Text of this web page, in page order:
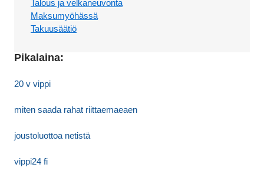
Talous ja velkaneuvonta
Maksumyöhässä
Takuusäätiö
Pikalaina:
20 v vippi
miten saada rahat riittaemaeaen
joustoluottoa netistä
vippi24 fi